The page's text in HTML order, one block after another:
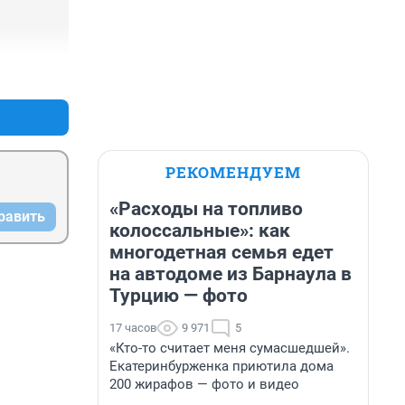
РЕКОМЕНДУЕМ
«Расходы на топливо
колоссальные»: как
многодетная семья едет
на автодоме из Барнаула в
Турцию — фото
17 часов 9 971 5
«Кто-то считает меня сумасшедшей».
Екатеринбурженка приютила дома
200 жирафов — фото и видео